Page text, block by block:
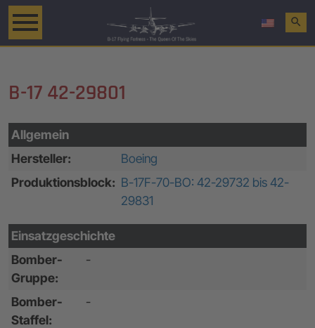
search
B-17 42-29801
Allgemein
Hersteller:
Boeing
Produktionsblock: B-17F-70-BO: 42-29732 bis 42-
29831
Einsatzgeschichte
Bomber-
Gruppe:
-
Bomber-
Staffel:
-